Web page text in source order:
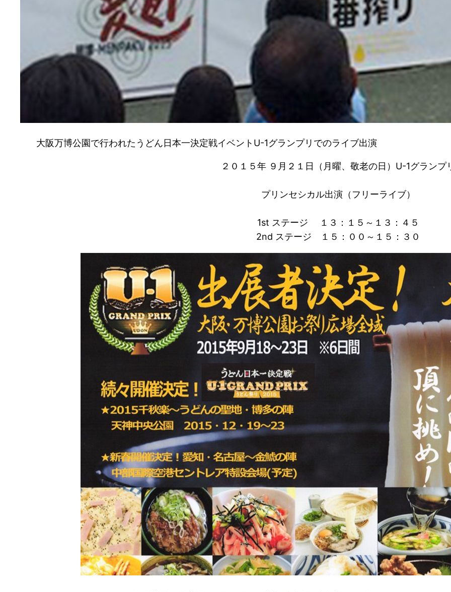
大阪万博公園で行われたうどん日本一決定戦イベントU-1グランプリでのライブ出演
２０１５年 ９月２１日（月曜、敬老の日）U-1グランプ
プリンセシカル出演（フリーライブ）
1st ステージ １３：１５～１３：４５
2nd ステージ １５：００～１５：３０